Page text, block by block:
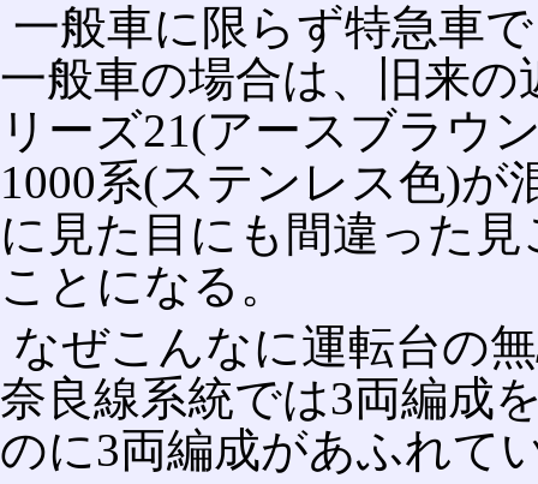
一般車に限らず特急車
一般車の場合は、旧来
リーズ21(アースブラウ
1000系(ステンレス色)
に見た目にも間違った
ことになる。
なぜこんなに運転台の
奈良線系統では3両編成
のに3両編成があふれて